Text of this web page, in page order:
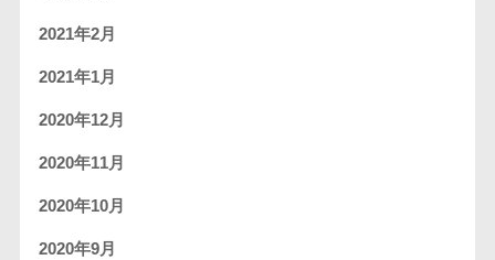
2021年2月
2021年1月
2020年12月
2020年11月
2020年10月
2020年9月